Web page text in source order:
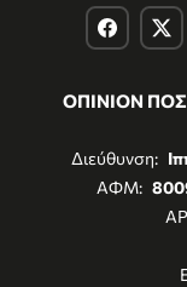
ΟΠΙΝΙΟΝ
Διεύθυνση:
ΑΦΜ: